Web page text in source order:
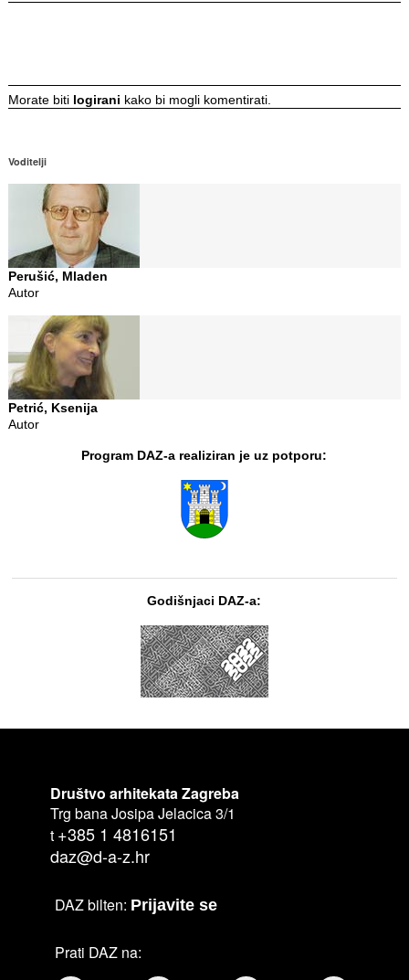
Morate biti logirani kako bi mogli komentirati.
Voditelji
Perušić, Mladen
Autor
Petrić, Ksenija
Autor
Program DAZ-a realiziran je uz potporu:
Godišnjaci DAZ-a:
Društvo arhitekata Zagreba
Trg bana Josipa Jelacica 3/1
t +385 1 4816151
daz@d-a-z.hr
DAZ bilten: Prijavite se
Prati DAZ na: